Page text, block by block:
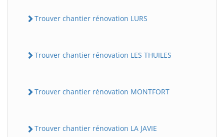
Trouver chantier rénovation LURS
Trouver chantier rénovation LES THUILES
Trouver chantier rénovation MONTFORT
Trouver chantier rénovation LA JAVIE